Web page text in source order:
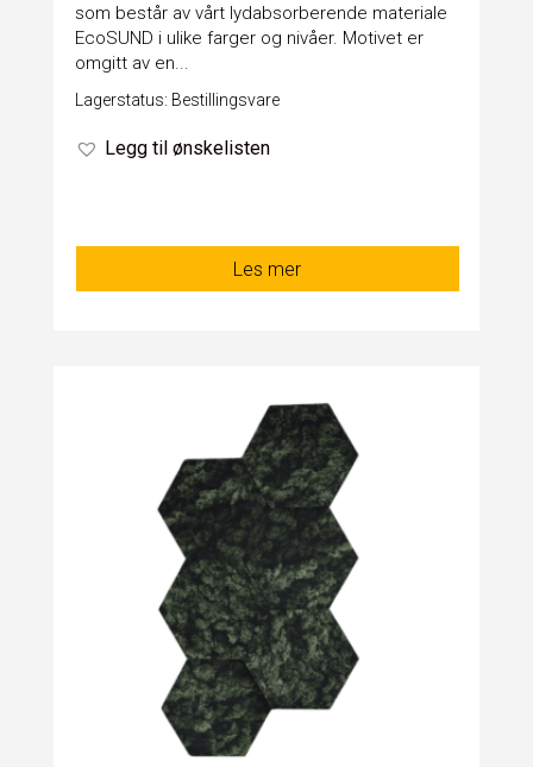
som består av vårt lydabsorberende materiale
EcoSUND i ulike farger og nivåer. Motivet er
omgitt av en...
Lagerstatus: Bestillingsvare
Legg til ønskelisten
Les mer